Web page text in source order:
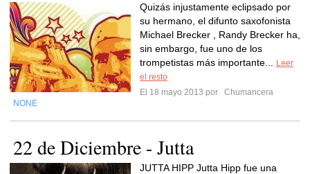
Quizás injustamente eclipsado por
su hermano, el difunto saxofonista
Michael Brecker , Randy Brecker ha,
sin embargo, fue uno de los
trompetistas más importante...
Leer
el resto
El 18 mayo 2013 por
Chumancera
NONE
22 de Diciembre - Jutta
JUTTA HIPP Jutta Hipp fue una